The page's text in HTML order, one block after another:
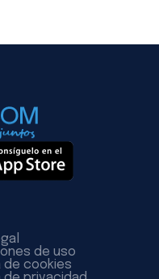
de uso
de cookies